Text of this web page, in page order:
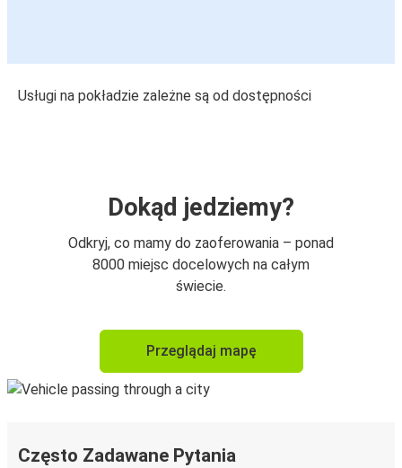
Usługi na pokładzie zależne są od dostępności
Dokąd jedziemy?
Odkryj, co mamy do zaoferowania – ponad
8000 miejsc docelowych na całym
świecie.
Przeglądaj mapę
Często Zadawane Pytania